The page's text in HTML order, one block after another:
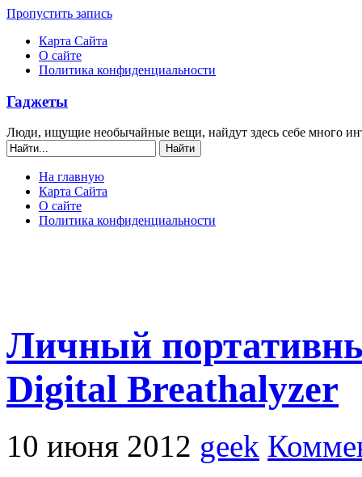
Пропустить запись
Карта Сайта
О сайте
Политика конфиденциальности
Гаджеты
Люди, ищущие необычайные вещи, найдут здесь себе много
На главную
Карта Сайта
О сайте
Политика конфиденциальности
Личный
Digital Breathalyzer
10 июня 2012 geek